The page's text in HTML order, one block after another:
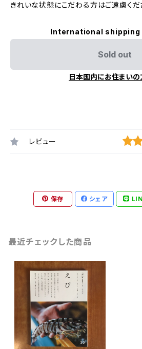
きれいな状態にこだわる方はご遠慮くだ
International shipping
Sold out
日本国内にお住まいの
レビュー
保存 シェア
最近チェックした商品